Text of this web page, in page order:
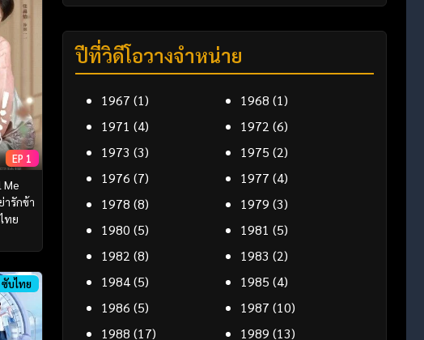
EP 1
Me
รักข้า
ทย
ซับไทย
ปีที่วิดีโอวางจำหน่าย
1967 (1) 1968 (1)
1971 (4) 1972 (6)
1973 (3) 1975 (2)
1976 (7) 1977 (4)
1978 (8) 1979 (3)
1980 (5) 1981 (5)
1982 (8) 1983 (2)
1984(5) 1985 (4)
1986 (5) 1987 (10)
1988 (17) 1989 (13)